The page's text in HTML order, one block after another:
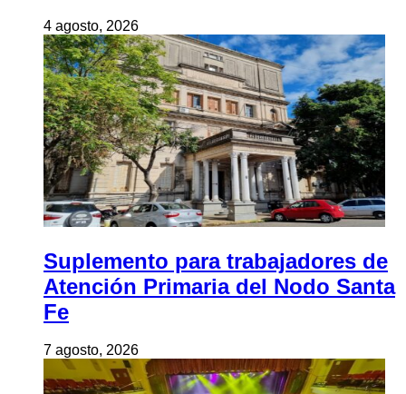
4 agosto, 2026
Suplemento para trabajadores de
Atención Primaria del Nodo Santa
Fe
7 agosto, 2026